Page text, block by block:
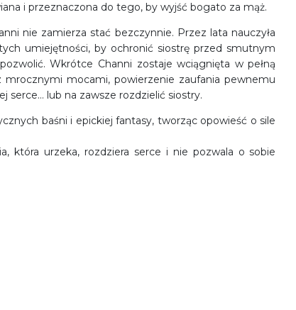
i przeznaczona do tego, by wyjść bogato za mąż.
nie zamierza stać bezczynnie. Przez lata nauczyła
umiejętności, by ochronić siostrę przed smutnym
Wkrótce Channi zostaje wciągnięta w pełną
mocami, powierzenie zaufania pewnemu
serce… lub na zawsze rozdzielić siostry.
baśni i epickiej fantasy, tworząc opowieść o sile
która urzeka, rozdziera serce i nie pozwala o sobie